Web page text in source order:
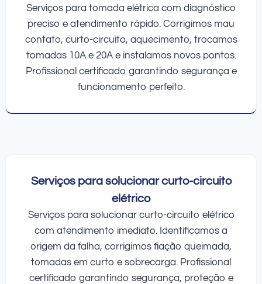
Serviços para tomada elétrica com diagnóstico
preciso e atendimento rápido. Corrigimos mau
contato, curto-circuito, aquecimento, trocamos
tomadas 10A e 20A e instalamos novos pontos.
Profissional certificado garantindo segurança e
funcionamento perfeito.
Serviços para solucionar curto-circuito
elétrico
Serviços para solucionar curto-circuito elétrico
com atendimento imediato. Identificamos a
origem da falha, corrigimos fiação queimada,
tomadas em curto e sobrecarga. Profissional
certificado garantindo segurança, proteção e